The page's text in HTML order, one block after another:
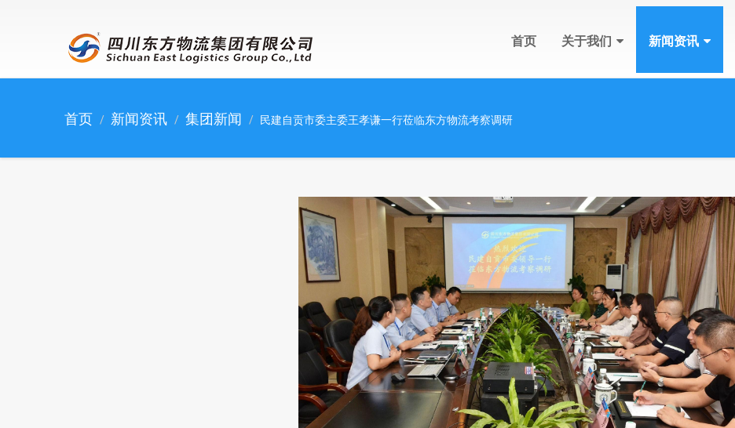
首页 关于我们 新闻资讯
首页 新闻资讯 集团新闻 民建自贡市委主委王孝谦一行莅临东方物流考察调研